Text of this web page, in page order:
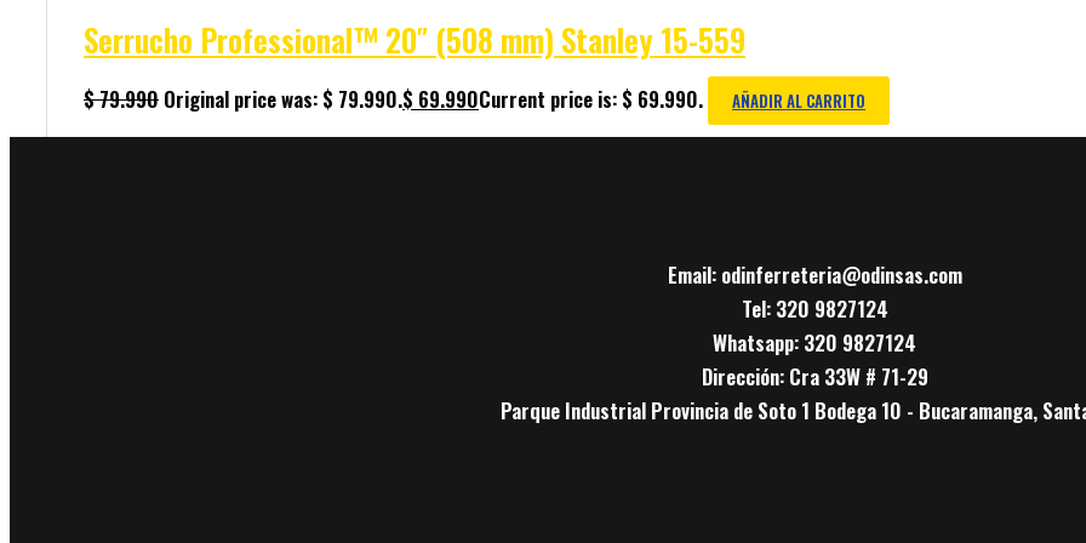
Serrucho Professional™ 20″ (508 mm) Stanley 15-559
$79.990 Original price was: $ 79.990.$ 69.990Current price is: $ 69.990. AÑADIR AL CARRITO
Email: odinferreteria@odinsas.com
Tel: 320 9827124
Whatsapp: 320 9827124
Dirección: Cra 33W # 71-29
Parque Industrial Provincia de Soto 1 Bodega 10 - Bucaramanga,